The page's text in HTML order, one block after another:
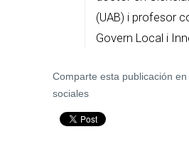
(UAB) i profesor
Govern Local i
Comparte esta publicación
sociales